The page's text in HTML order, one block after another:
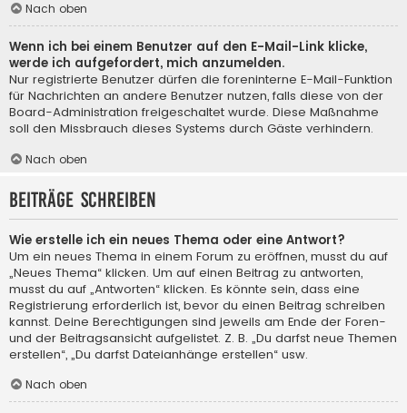
Nach oben
Wenn ich bei einem Benutzer auf den E-Mail-Link klicke,
werde ich aufgefordert, mich anzumelden.
Nur registrierte Benutzer dürfen die foreninterne E-Mail-Funktion
für Nachrichten an andere Benutzer nutzen, falls diese von der
Board-Administration freigeschaltet wurde. Diese Maßnahme
soll den Missbrauch dieses Systems durch Gäste verhindern.
Nach oben
Beiträge schreiben
Wie erstelle ich ein neues Thema oder eine Antwort?
Um ein neues Thema in einem Forum zu eröffnen, musst du auf
„Neues Thema“ klicken. Um auf einen Beitrag zu antworten,
musst du auf „Antworten“ klicken. Es könnte sein, dass eine
Registrierung erforderlich ist, bevor du einen Beitrag schreiben
kannst. Deine Berechtigungen sind jeweils am Ende der Foren-
und der Beitragsansicht aufgelistet. Z. B. „Du darfst neue Themen
erstellen“, „Du darfst Dateianhänge erstellen“ usw.
Nach oben